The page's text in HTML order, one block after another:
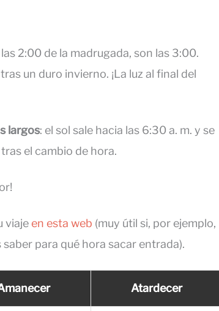
las 2:00 de la madrugada, son las 3:00.
un duro invierno. ¡La luz al final del
largos: el sol sale hacia las 6:30 a. m. y se
el cambio de hora.
viajeen esta web (muy útil si, por ejemplo,
para qué hora sacar entrada).
Atardecer